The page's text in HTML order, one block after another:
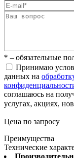
* – обязательные
Принимаю
данных на
соглашаюсь на
услугах, акциях,
Цена по запросу
Преимущества
Технические